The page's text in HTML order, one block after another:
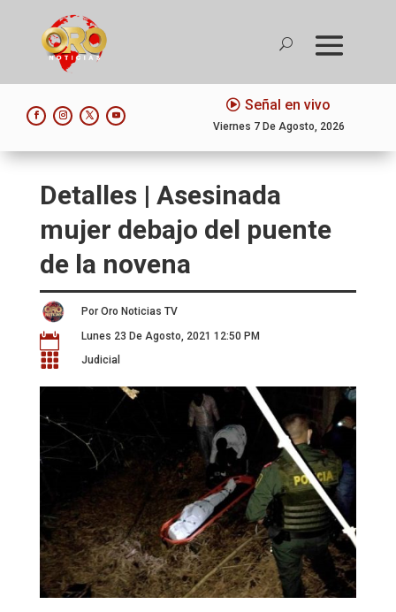
Señal en vivo
Viernes 7 De Agosto, 2026
Detalles | Asesinada
mujer debajo del puente
de la novena
Por Oro Noticias TV
 Lunes 23 De Agosto, 2021 12:50 PM
 Judicial